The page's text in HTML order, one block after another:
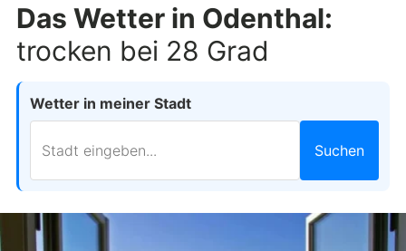
Das Wetter in Odenthal:
trocken bei 28 Grad
Wetter in meiner Stadt
Suchen